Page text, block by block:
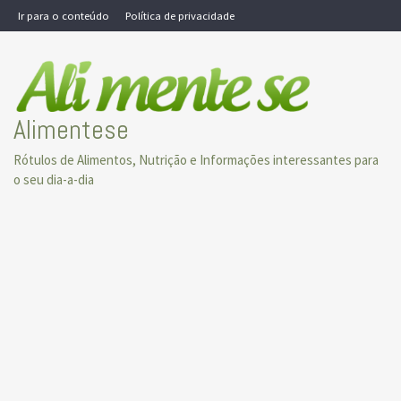
Skip
to
Ir para o conteúdo Política de privacidade
Alimentese
Rótulos de Alimentos, Nutrição e Informações interessantes para
o seu dia-a-dia